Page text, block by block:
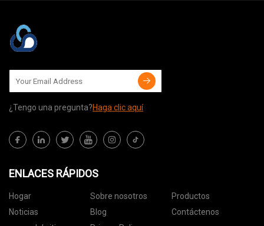
¿Tengo una pregunta?Haga clic aquí
ENLACES RÁPIDOS
Hogar Sobre nosotros
Productos
Noticias
Blog
Contáctenos